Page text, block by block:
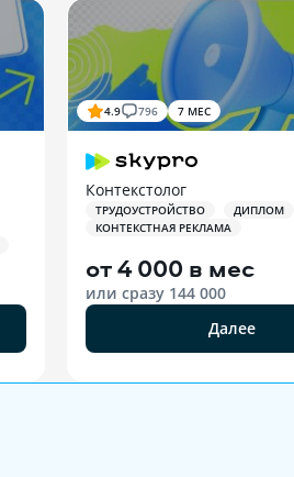
4.9 796 7 МЕС
Контекстолог
ТРУДОУСТРОЙСТВО
ДИПЛОМ
КОНТЕКСТНАЯ РЕКЛАМА
от4 000 в мес
или сразу 144 000
Далее